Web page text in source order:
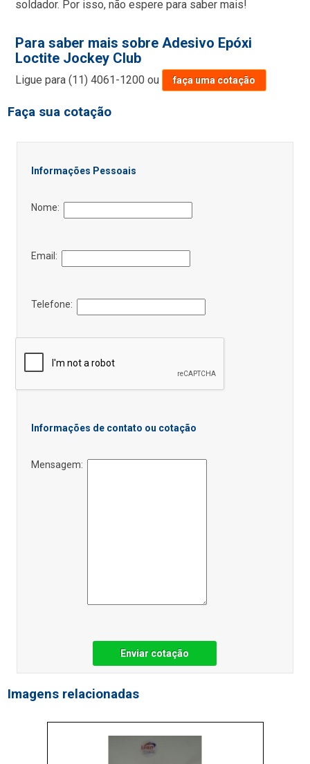
soldador. Por isso, não espere para saber mais!
Para saber mais sobre Adesivo Epóxi
Loctite Jockey Club
Ligue para(11) 4061-1200 ou faça uma cotação
Faça sua cotação
Informações Pessoais
Nome:
Email:
Telefone:
Informações de contato ou cotação
Mensagem:
Enviar cotação
Imagens relacionadas